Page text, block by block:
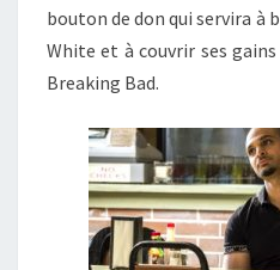
bouton de don qui servira à
White et à couvrir ses
Breaking Bad.